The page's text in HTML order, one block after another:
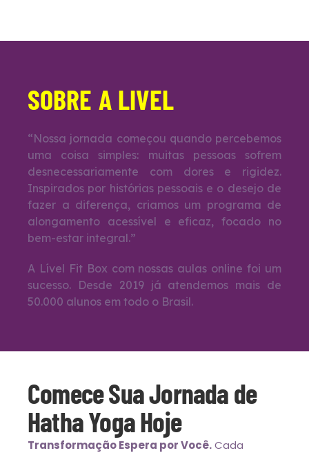
SOBRE A LIVEL
“Nossa jornada começou quando percebemos
uma coisa simples: muitas pessoas sofrem
desnecessariamente com dores e rigidez.
Inspirados por histórias pessoais e o desejo de
fazer a diferença, criamos um programa de
alongamento acessível e eficaz, focado no
bem-estar integral.”
A Lível Fit Box com nossas aulas online foi um
sucesso. Desde 2019 já atendemos mais de
50.000 alunos em todo o Brasil.
Comece Sua Jornada de
Hatha Yoga Hoje
Transformação Espera por Você.Cada